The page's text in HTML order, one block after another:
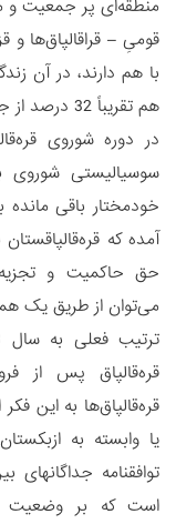
منطقه‌ای پر جمعیت و
قومیِ – قراقالپاق‌ها
با هم دارند، در آن
هم تقریباً 32 درصد از جمعیت قره‌قالپاقستان را تشکیل می‌دهند.
در دوره شوروی
سوسیالیستی شوروی
خودمختار باقی
آمده که
حق حاکمیت و
می‌توان از طریق یک
قره‌قالپاق پس از
قره‌قالپاق‌ها به این فکر
یا وابسته به
توافقنامه جداگانه­ای
است که بر وضعیت